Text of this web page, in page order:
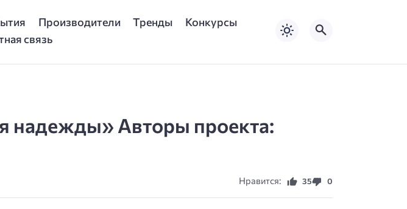
Производители Тренды
Конкурсы
связь
надежды» Авторы проекта:
Нравится: 35 0